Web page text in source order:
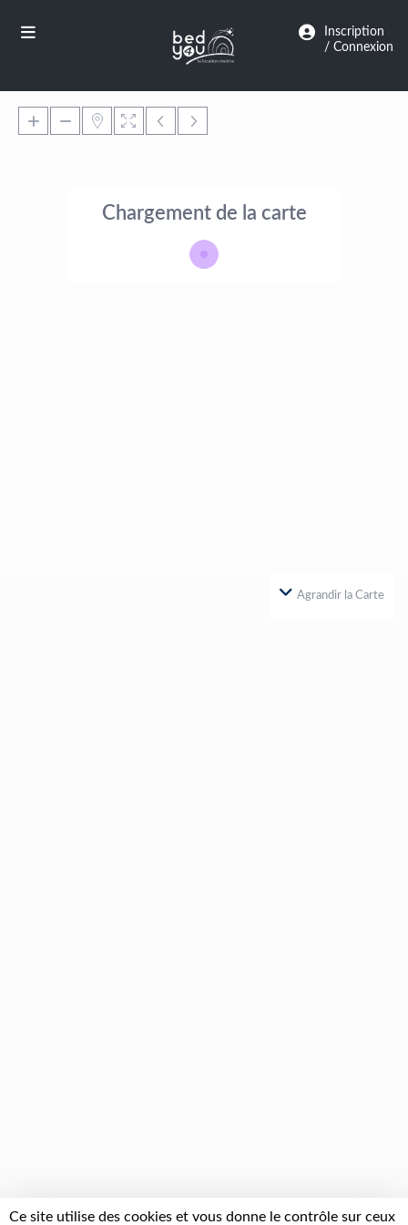
Inscription
/ Connexion
Chargement de la carte
Agrandir la Carte
Ce site utilise des cookies et vous donne le contrôle sur ceux